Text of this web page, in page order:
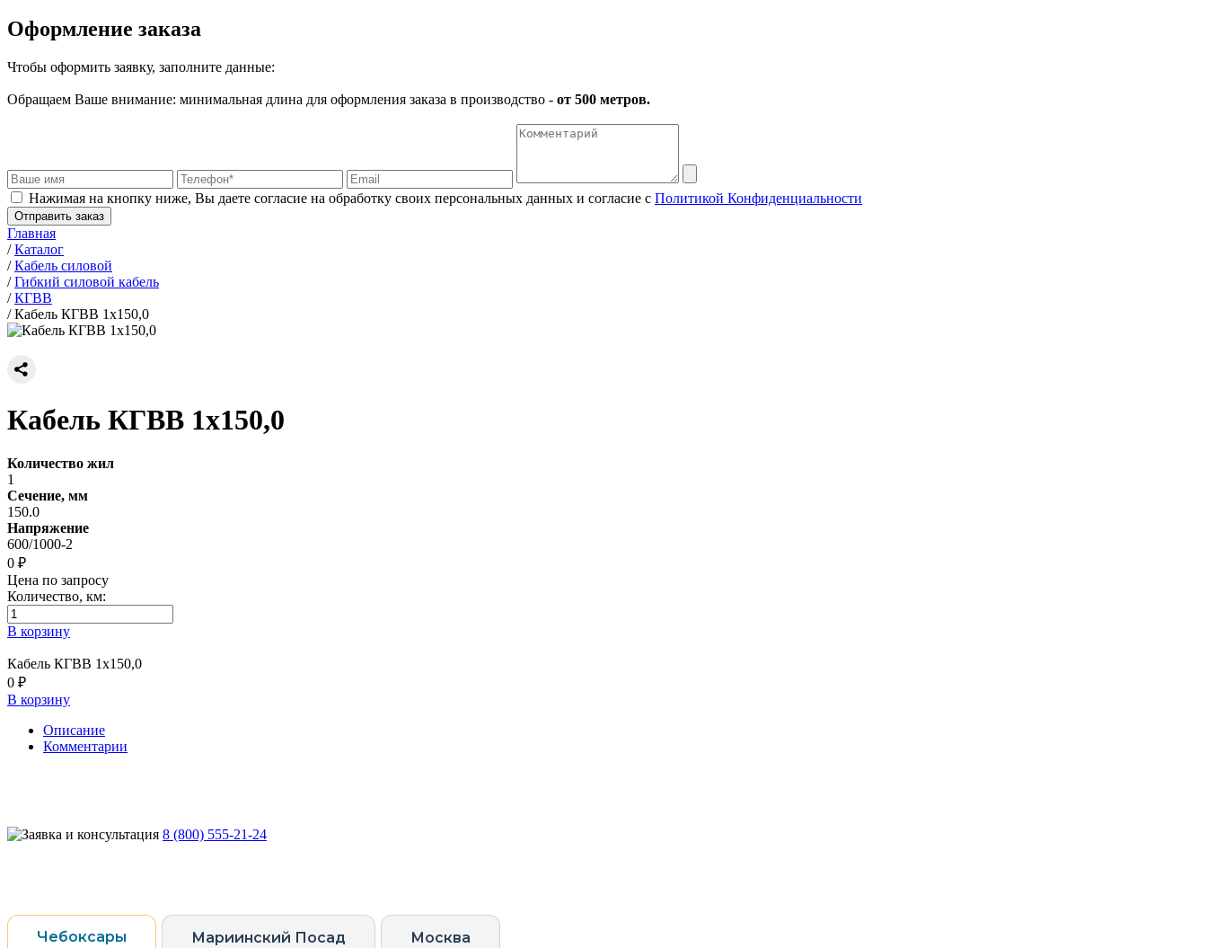
Оформление заказа
Чтобы оформить заявку, заполните данные:
Обращаем Ваше внимание: минимальная длина для оформления заказа в производство - от 500 метров.
Нажимая на кнопку ниже, Вы даете согласие на обработку своих персональных данных и согласие с Политикой Конфиденциальности
Отправить заказ
Главная
/Каталог
/Кабель силовой
/Гибкий силовой кабель
/КГВВ
/Кабель КГВВ 1х150,0
Кабель КГВВ 1х150,0
Количество жил
1
Сечение, мм
150.0
Напряжение
600/1000-2
0 ₽
Цена по запросу
Количество, км:
В корзину
Кабель КГВВ 1х150,0
0 ₽
В корзину
Описание
Комментарии
8 (800) 555-21-24
Чебоксары Мариинский Посад Москва